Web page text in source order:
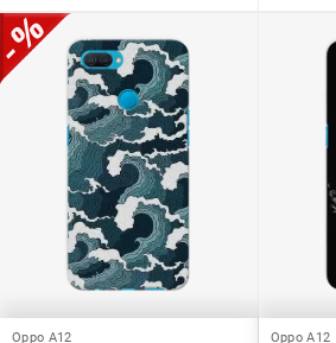
Oppo A12 Oppo A12